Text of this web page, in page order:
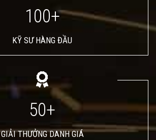
100+
KỸ SƯ HÀNG ĐẦU
50+
GIẢI THƯỞNG DANH GIÁ